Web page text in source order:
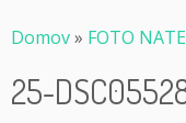
Domov» FOTO
25-